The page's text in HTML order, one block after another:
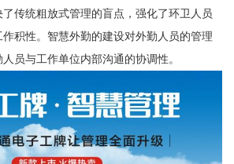
传统粗放式管理的盲点，强化了环卫人员
积性。智慧外勤的建设对外勤人员的管理
员与工作单位内部沟通的协调性。